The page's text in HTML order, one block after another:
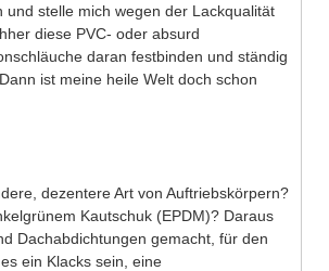
und stelle mich wegen der Lackqualität
diese PVC- oder absurd
daran festbinden und ständig
ist meine heile Welt doch schon
dezentere Art von Auftriebskörpern?
Kautschuk (EPDM)? Daraus
Dachabdichtungen gemacht, für den
ein Klacks sein, eine